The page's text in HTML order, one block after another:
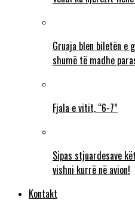
Gruaja blen biletën e
shumë të madhe
Fjala e vitit, “6-7”
Sipas stjuardesave
vishni kurrë në avion!
Kontakt